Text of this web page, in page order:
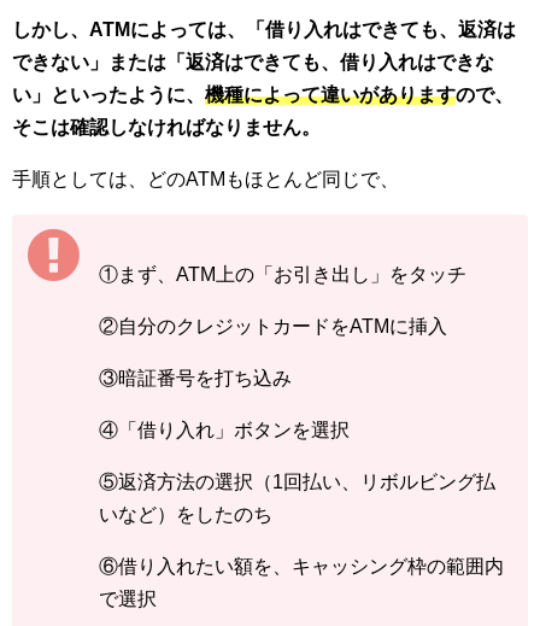
しかし、ATMによっては、「借り入れはできても、返済は
できない」または「返済はできても、借り入れはできな
い」といったように、 機種によって違いがありますので、
そこは確認しなければなりません。
手順としては、どのATMもほとんど同じで、
①まず、ATM上の「お引き出し」をタッチ
②自分のクレジットカードをATMに挿入
③暗証番号を打ち込み
④「借り入れ」ボタンを選択
⑤返済方法の選択（1回払い、リボルビング払
いなど）をしたのち
⑥借り入れたい額を、キャッシング枠の範囲内
で選択